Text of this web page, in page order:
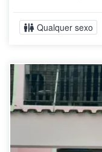
Qualquer sexo